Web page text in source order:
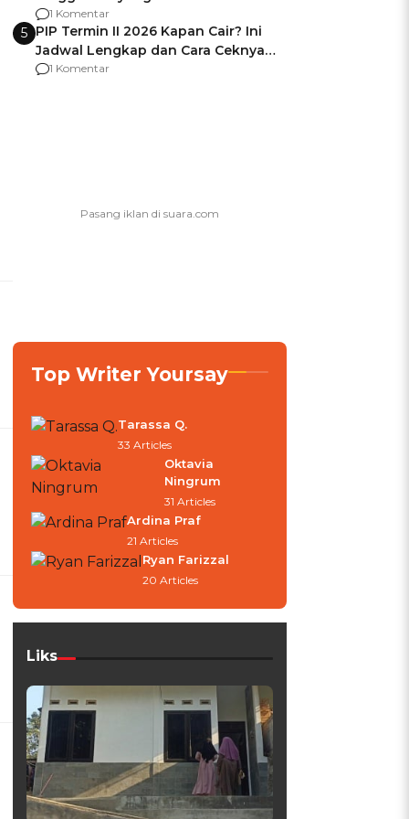
Usai Jadi Brigjen
1 Komentar
5 PIP Termin II 2026 Kapan Cair? Ini
Jadwal Lengkap dan Cara Ceknya
agar Dana Tidak Hangus!
1 Komentar
Top Writer Yoursay
Tarassa Q.
33 Articles
Oktavia
Ningrum
31 Articles
Ardina Praf
21 Articles
Ryan Farizzal
20 Articles
Liks